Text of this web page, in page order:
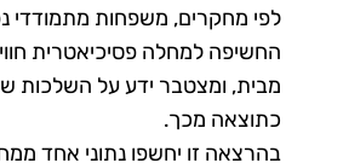
לפי מחקרים, משפחות מתמודדי
החשיפה למחלה פסיכיאטרית
מבית, ומצטבר ידע על השלכות
כתוצאה מכך.
בהרצאה זו יחשפו נתוני אחד